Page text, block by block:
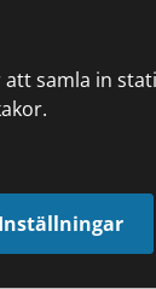
samla in
Inställningar